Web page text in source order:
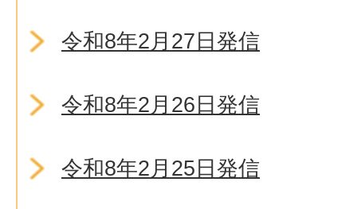
令和8年2月27日発信
令和8年2月26日発信
令和8年2月25日発信